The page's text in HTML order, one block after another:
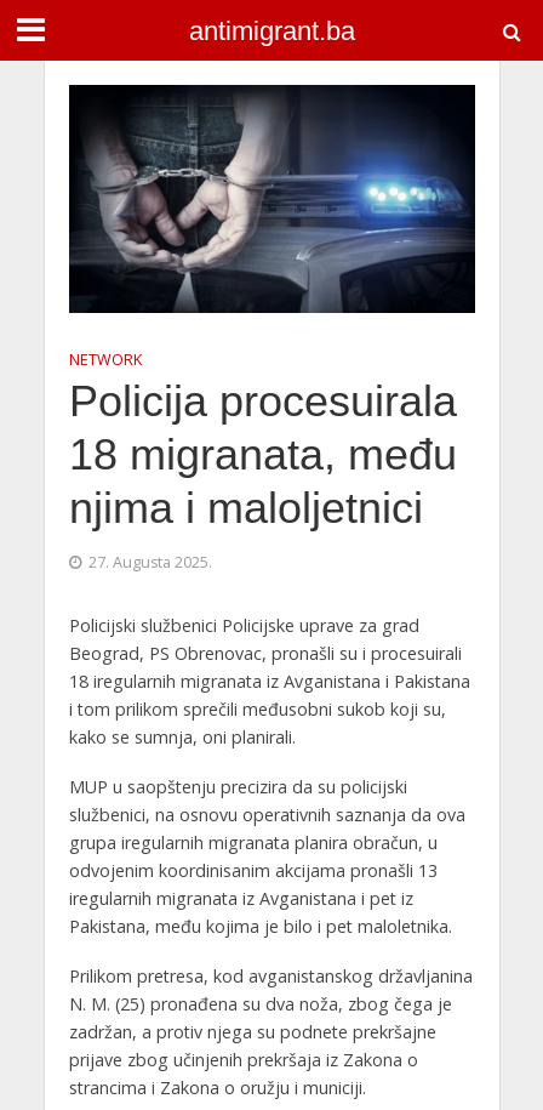
antimigrant.ba
NETWORK
Policija procesuirala
18 migranata, među
njima i maloljetnici
27. Augusta 2025.
Policijski službenici Policijske uprave za grad
Beograd, PS Obrenovac, pronašli su i procesuirali
18 iregularnih migranata iz Avganistana i Pakistana
i tom prilikom sprečili međusobni sukob koji su,
kako se sumnja, oni planirali.
MUP u saopštenju precizira da su policijski
službenici, na osnovu operativnih saznanja da ova
grupa iregularnih migranata planira obračun, u
odvojenim koordinisanim akcijama pronašli 13
iregularnih migranata iz Avganistana i pet iz
Pakistana, među kojima je bilo i pet maloletnika.
Prilikom pretresa, kod avganistanskog državljanina
N. M. (25) pronađena su dva noža, zbog čega je
zadržan, a protiv njega su podnete prekršajne
prijave zbog učinjenih prekršaja iz Zakona o
strancima i Zakona o oružju i municiji.